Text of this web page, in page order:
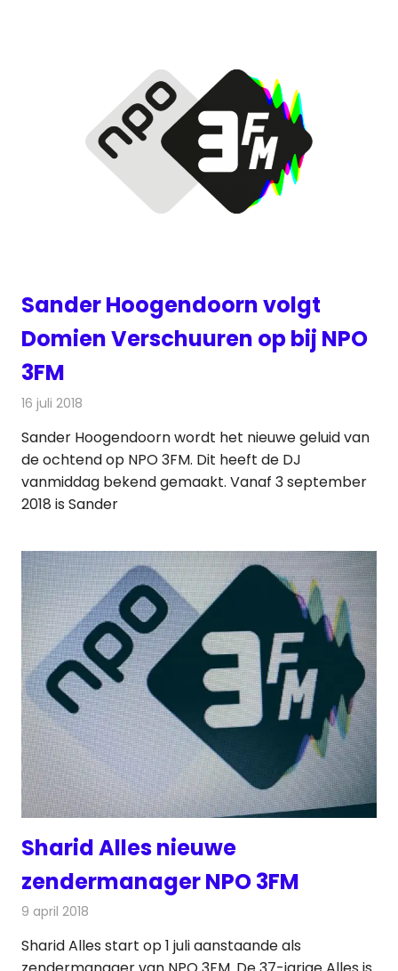
Sander Hoogendoorn volgt
Domien Verschuuren op bij NPO
3FM
16 juli 2018
Sander Hoogendoorn wordt het nieuwe geluid van
de ochtend op NPO 3FM. Dit heeft de DJ
vanmiddag bekend gemaakt. Vanaf 3 september
2018 is Sander
Sharid Alles nieuwe
zendermanager NPO 3FM
9 april 2018
Sharid Alles start op 1 juli aanstaande als